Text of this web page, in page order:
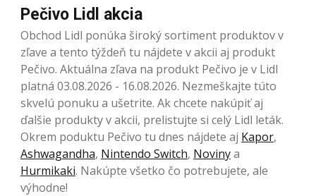
Pečivo Lidl akcia
Obchod Lidl ponúka široký sortiment produktov v
zľave a tento týždeň tu nájdete v akcii aj produkt
Pečivo. Aktuálna zľava na produkt Pečivo je v Lidl
platná 03.08.2026 - 16.08.2026. Nezmeškajte túto
skvelú ponuku a ušetrite. Ak chcete nakúpiť aj
ďalšie produkty v akcii, prelistujte si celý Lidl leták.
Okrem poduktu Pečivo tu dnes nájdete aj Kapor,
Ashwagandha, Nintendo Switch, Novinya
Hurmikaki. Nakúpte všetko čo potrebujete, ale
výhodne!